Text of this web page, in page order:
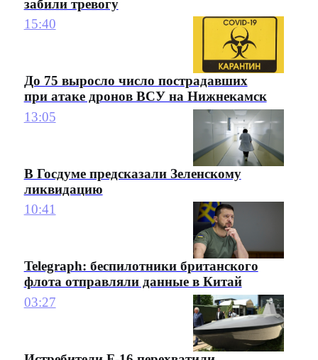
забили тревогу
15:40
До 75 выросло число пострадавших
при атаке дронов ВСУ на Нижнекамск
13:05
В Госдуме предсказали Зеленскому
ликвидацию
10:41
Telegraph: беспилотники британского
флота отправляли данные в Китай
03:27